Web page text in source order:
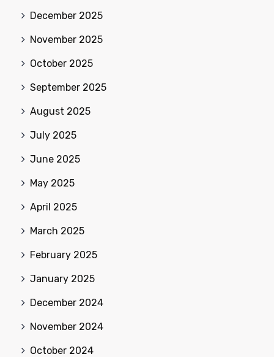
December 2025
November 2025
October 2025
September 2025
August 2025
July 2025
June 2025
May 2025
April 2025
March 2025
February 2025
January 2025
December 2024
November 2024
October 2024